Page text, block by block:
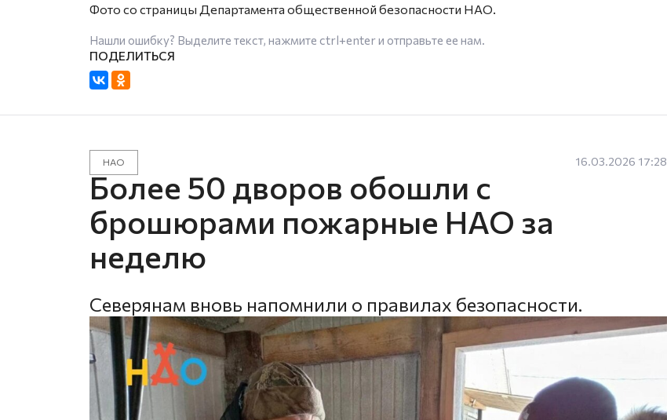
Фото со страницы Департамента общественной безопасности НАО.
Нашли ошибку? Выделите текст, нажмите ctrl+enterи отправьте ее нам.
НАО 16.03.2026 17:28
Более 50 дворов обошли с
брошюрами пожарные НАО за
неделю
Северянам вновь напомнили о правилах безопасности.